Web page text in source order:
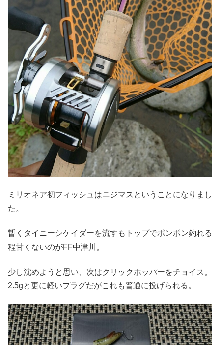
ミリオネア初フィッシュはニジマスということになりまし
た。
暫くタイニーシケイダーを流すもトップでポンポン釣れる
程甘くないのがFF中津川。
少し沈めようと思い、次はクリックホッパーをチョイス。
2.5gと更に軽いプラグだがこれも普通に投げられる。